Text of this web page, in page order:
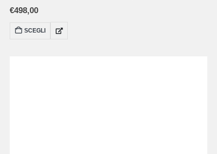
scarico personalizzabile, offre sollievo dal dolore, stabilità e comfort
durante attività quotidiane, sport o escursioni.
€498,00
SCEGLI